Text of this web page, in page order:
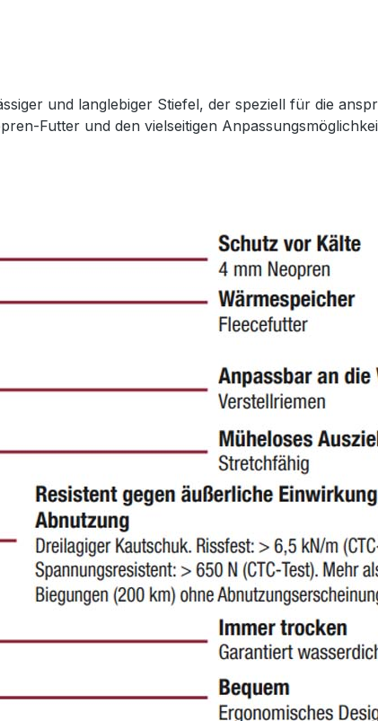
und langlebiger Stiefel, der speziell für die
Futter und den vielseitigen